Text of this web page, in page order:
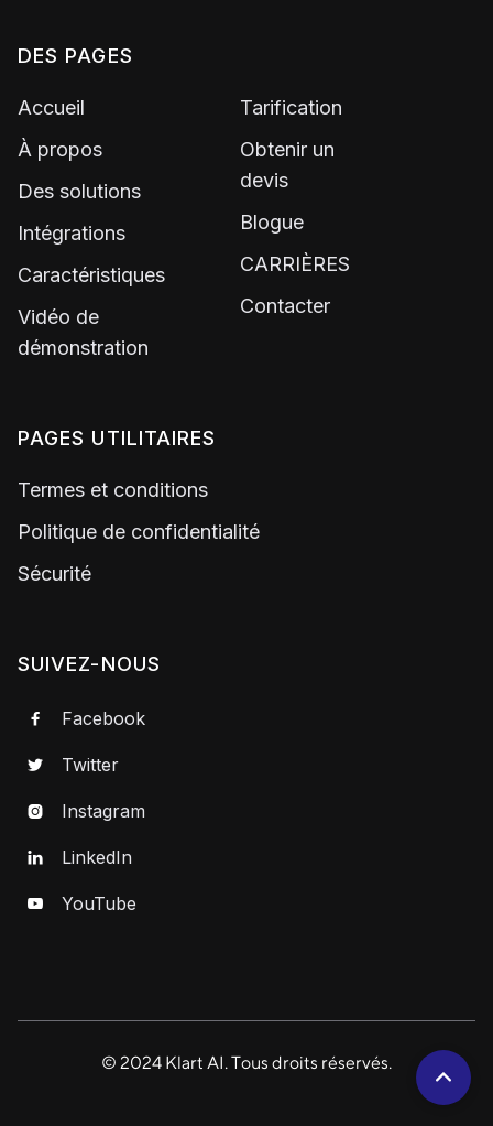
DES PAGES
Accueil
À propos
Des solutions
Intégrations
Caractéristiques
Vidéo de
démonstration
Tarification
Obtenir un
devis
Blogue
CARRIÈRES
Contacter
PAGES UTILITAIRES
Termes et conditions
Politique de confidentialité
Sécurité
SUIVEZ-NOUS
 Facebook
 Twitter
 Instagram
 LinkedIn
 YouTube
© 2024 Klart AI. Tous droits réservés.